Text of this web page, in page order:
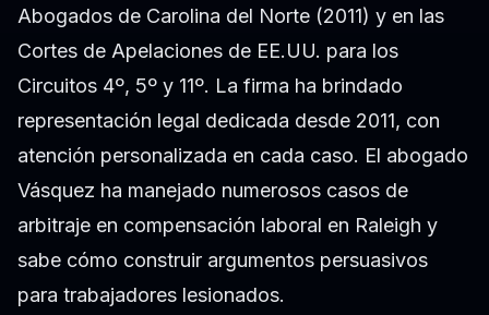
Abogados de Carolina del Norte (2011) y en las
Cortes de Apelaciones de EE.UU. para los
Circuitos 4º, 5º y 11º. La firma ha brindado
representación legal dedicada desde 2011, con
atención personalizada en cada caso. El abogado
Vásquez ha manejado numerosos casos de
arbitraje en compensación laboral en Raleigh y
sabe cómo construir argumentos persuasivos
para trabajadores lesionados.